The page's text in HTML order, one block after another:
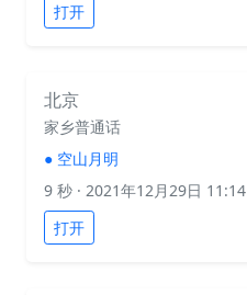
打开
北京
家乡普通话
● 空山月明
9 秒 · 2021年12月29日 11:14
打开